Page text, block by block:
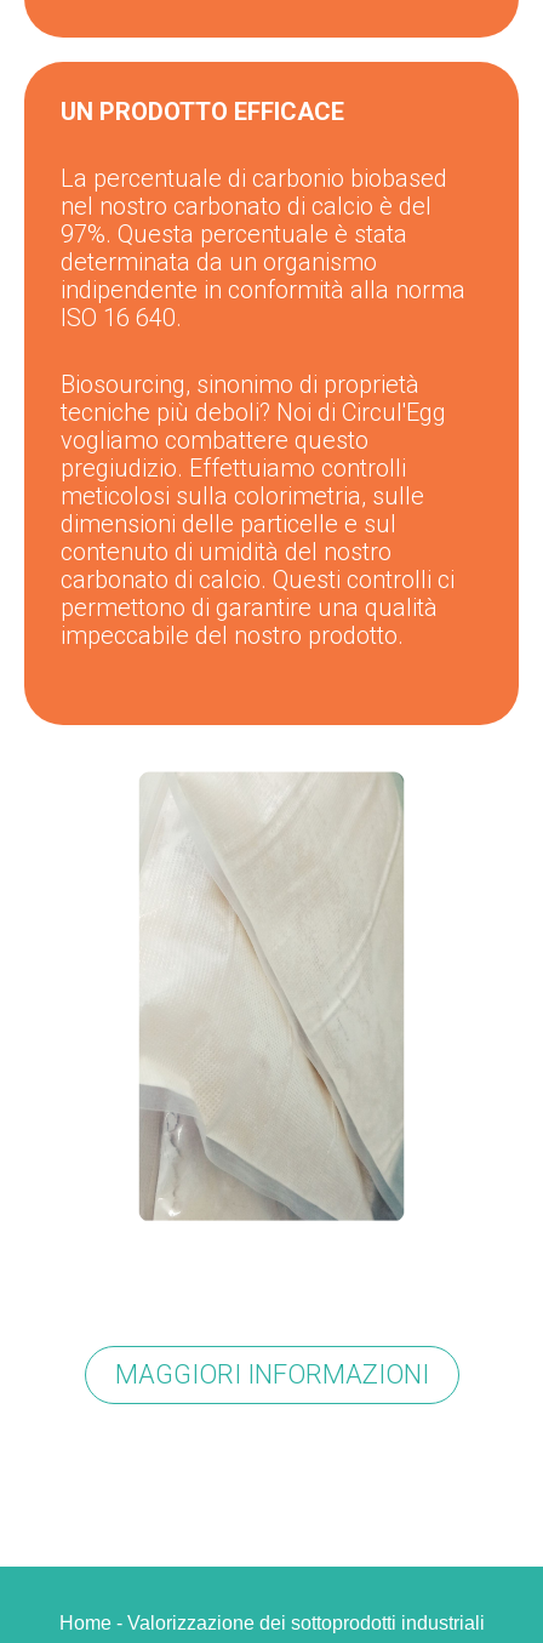
UN PRODOTTO EFFICACE
La percentuale di carbonio biobased
nel nostro carbonato di calcio è del
97%. Questa percentuale è stata
determinata da un organismo
indipendente in conformità alla norma
ISO 16 640.
Biosourcing, sinonimo di proprietà
tecniche più deboli? Noi di Circul'Egg
vogliamo combattere questo
pregiudizio. Effettuiamo controlli
meticolosi sulla colorimetria, sulle
dimensioni delle particelle e sul
contenuto di umidità del nostro
carbonato di calcio. Questi controlli ci
permettono di garantire una qualità
impeccabile del nostro prodotto.
MAGGIORI INFORMAZIONI
Home - Valorizzazione dei sottoprodotti industriali